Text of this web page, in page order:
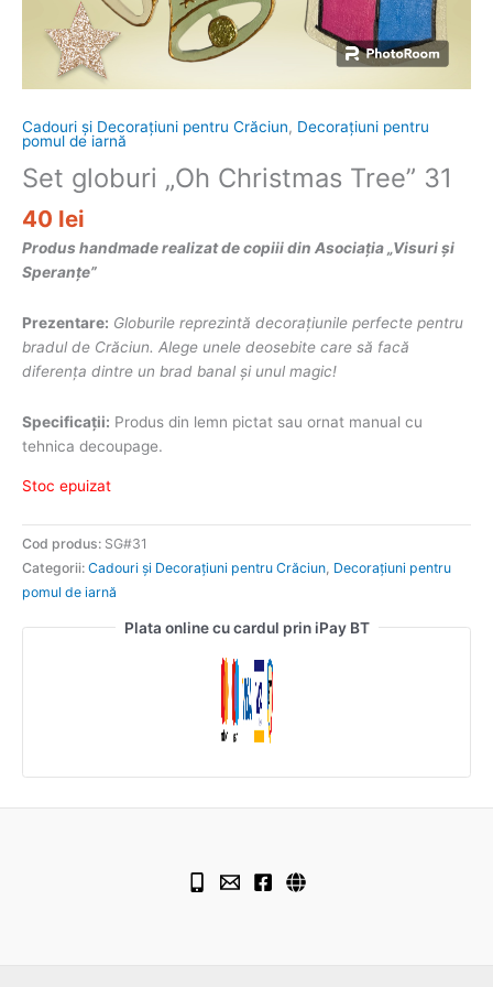
Cadouri și Decorațiuni pentru Crăciun, Decorațiuni pentru
pomul de iarnă
Set globuri „Oh Christmas Tree” 31
40 lei
Produs handmade realizat de copiii din Asociația „Visuri și
Speranțe”
Prezentare: Globurile reprezintă decorațiunile perfecte pentru
bradul de Crăciun. Alege unele deosebite care să facă
diferența dintre un brad banal și unul magic!
Specificații: Produs din lemn pictat sau ornat manual cu
tehnica decoupage.
Stoc epuizat
Cod produs: SG#31
Categorii: Cadouri și Decorațiuni pentru Crăciun Decorațiuni pentru
pomul de iarnă
Plata online cu cardul prin iPay BT